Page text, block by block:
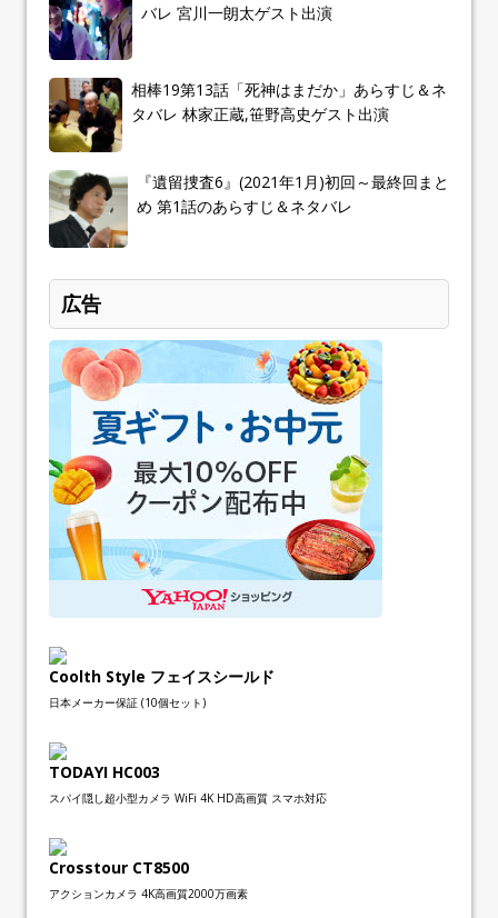
バレ 宮川一朗太ゲスト出演
相棒19第13話「死神はまだか」あらすじ＆ネ
タバレ 林家正蔵,笹野高史ゲスト出演
『遺留捜査6』(2021年1月)初回～最終回まと
め 第1話のあらすじ＆ネタバレ
広告
Coolth Style フェイスシールド
日本メーカー保証 (10個セット)
TODAYI HC003
スパイ隠し超小型カメラ WiFi 4K HD高画質 スマホ対応
Crosstour CT8500
アクションカメラ 4K高画質2000万画素